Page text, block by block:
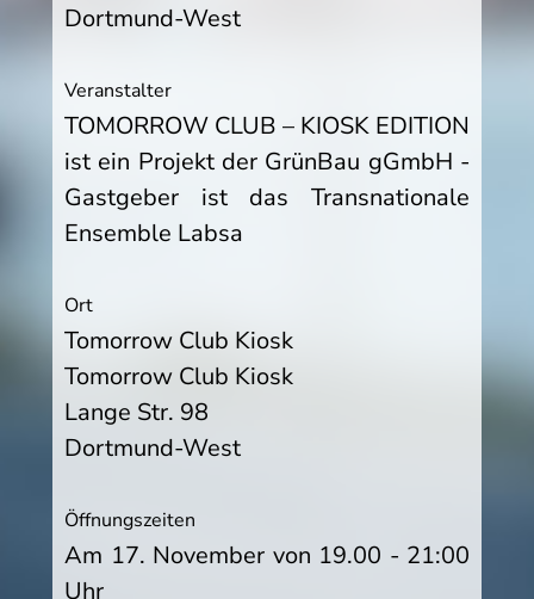
Dortmund-West
Veranstalter
TOMORROW CLUB – KIOSK EDITION
ist ein Projekt der GrünBau gGmbH -
Gastgeber ist das Transnationale
Ensemble Labsa
Ort
Tomorrow Club Kiosk
Tomorrow Club Kiosk
Lange Str. 98
Dortmund-West
Öffnungszeiten
Am 17. November von 19.00 - 21:00
Uhr